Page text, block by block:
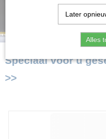
Speciaal voor u
>>
Later
Alles